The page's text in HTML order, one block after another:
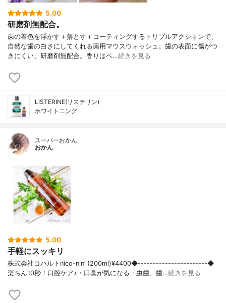
5.00
研磨剤無配合。
歯の着色を浮かす＋落とす＋コーティングするトリプルアクションで、
自然な歯の白さにしてくれる薬用マウスウォッシュ。歯の表面に傷がつ
きにくい、研磨剤無配合。香りはペ…続きを見る
LISTERINE(リステリン)
ホワイトニング
スーパーおかん
おかん
5.00
手軽にスッキリ
株式会社コハルトnico-nin’ (200ml)¥4400◆-----------------------◆
楽ちん10秒！口腔ケア♪・口臭が気になる・虫歯、歯…続きを見る